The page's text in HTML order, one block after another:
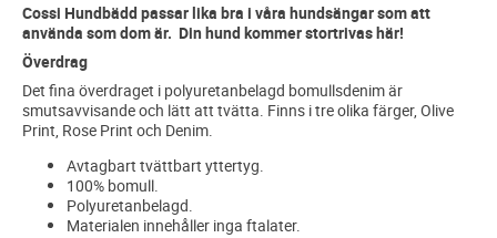
Cossi Hundbädd passar lika bra i våra hundsängar som att
använda som dom är. Din hund kommer stortrivas här!
Överdrag
Det fina överdraget i polyuretanbelagd bomullsdenim är
smutsavvisande och lätt att tvätta. Finns i tre olika färger, Olive
Print, Rose Print och Denim.
Avtagbart tvättbart yttertyg.
100% bomull.
Polyuretanbelagd.
Materialen innehåller inga ftalater.